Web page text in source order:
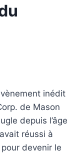
inédit
de Mason
depuis l’âge
réussi à
devenir le